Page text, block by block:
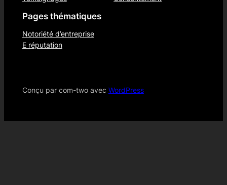
Pages thématiques
Notoriété d’entreprise
E réputation
Conçu par com-two avec WordPress